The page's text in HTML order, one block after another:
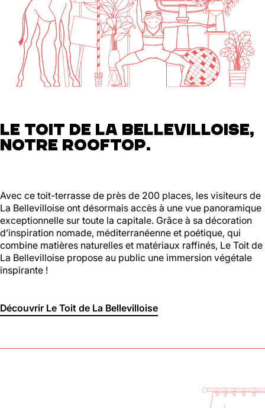
LE TOIT DE LA BELLEVILLOISE,
NOTRE ROOFTOP.
Avec ce toit-terrasse de près de 200 places, les visiteurs de
La Bellevilloise ont désormais accès à une vue panoramique
exceptionnelle sur toute la capitale. Grâce à sa décoration
d’inspiration nomade, méditerranéenne et poétique, qui
combine matières naturelles et matériaux raffinés, Le Toit de
La Bellevilloise propose au public une immersion végétale
inspirante !
Découvrir Le Toit de La Bellevilloise